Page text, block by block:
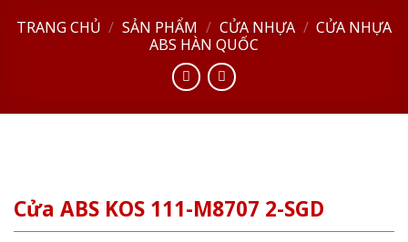
TRANG CHỦ / SẢN PHẨM / CỬA NHỰA / CỬA NHỰA
ABS HÀN QUỐC
Cửa ABS KOS 111-M8707 2-SGD